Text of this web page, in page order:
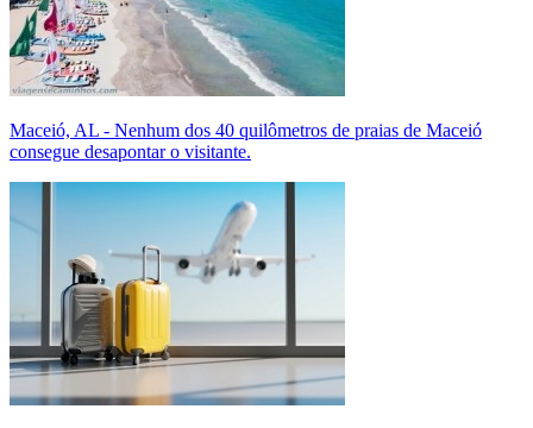
Maceió, AL - Nenhum dos 40 quilômetros de praias de Maceió
consegue desapontar o visitante.